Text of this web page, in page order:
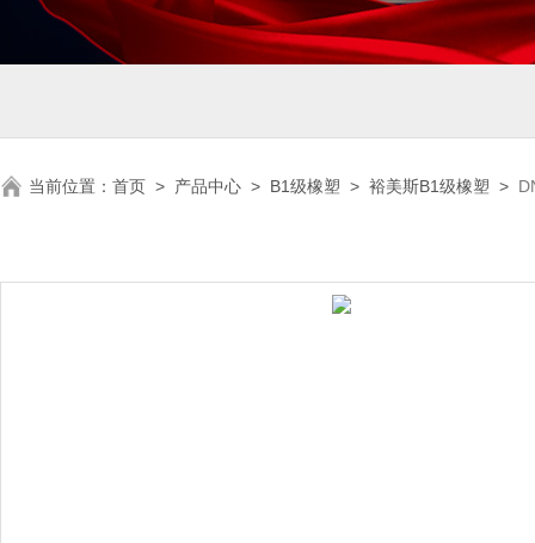
当前位置： 首页 > 产品中心 > B1级橡塑 > 裕美斯B1级橡塑 >